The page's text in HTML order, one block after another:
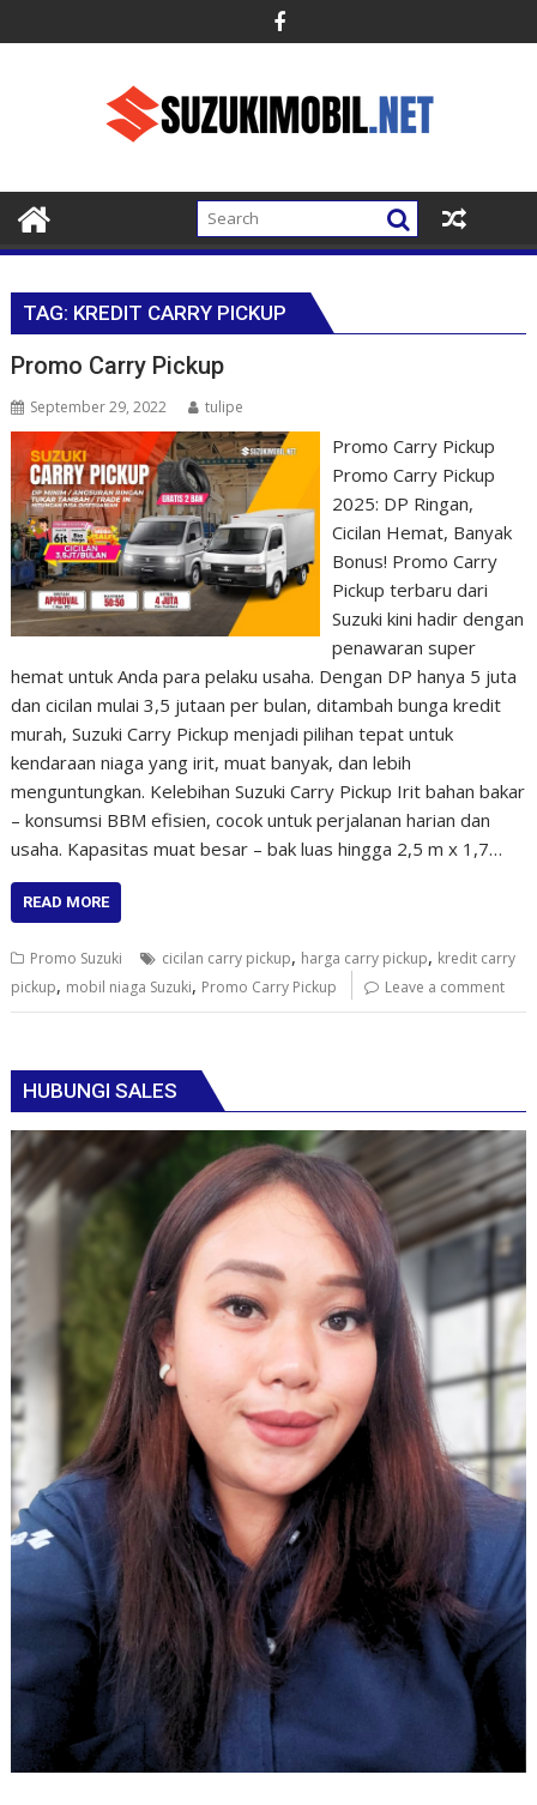
to
TAG: KREDIT CARRY PICKUP
Promo Carry Pickup
September 29, 2022 tulipe
Promo Carry Pickup
Promo Carry Pickup
2025: DP Ringan,
Cicilan Hemat, Banyak
Bonus! Promo Carry
Pickup terbaru dari
Suzuki kini hadir dengan
penawaran super
hemat untuk Anda para pelaku usaha. Dengan DP hanya 5 juta
dan cicilan mulai 3,5 jutaan per bulan, ditambah bunga kredit
murah, Suzuki Carry Pickup menjadi pilihan tepat untuk
kendaraan niaga yang irit, muat banyak, dan lebih
menguntungkan. Kelebihan Suzuki Carry Pickup Irit bahan bakar
– konsumsi BBM efisien, cocok untuk perjalanan harian dan
usaha. Kapasitas muat besar – bak luas hingga 2,5 m x 1,7…
READ MORE
Promo Suzuki cicilan carry pickup, harga carry pickup, kredit carry
pickup, mobil niaga Suzuki, Promo Carry Pickup Leave a comment
HUBUNGI SALES